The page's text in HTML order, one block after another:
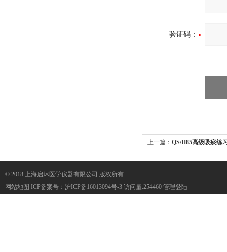
验证码：
上一篇： QS/H85高级吸痰练
© 2018 上海启沭医学仪器有限公司 版权所有
网站地图 ICP备案号： 沪ICP备16013094号-3 访问量:254460 管理登陆